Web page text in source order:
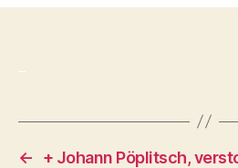
←
+ Johann Pöplitsch,